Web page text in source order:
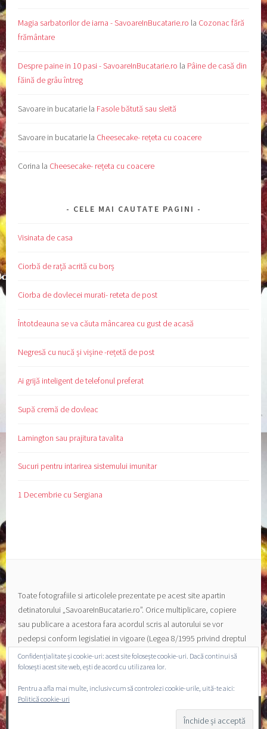
Magia sarbatorilor de iarna - SavoareInBucatarie.ro la Cozonac fără
frământare
Despre paine in 10 pasi - SavoareInBucatarie.ro la Pâine de casă din
făină de grâu întreg
Savoare in bucatarie la Fasole bătută sau sleită
Savoare in bucatarie la Cheesecake- rețeta cu coacere
Corina la Cheesecake- rețeta cu coacere
CELE MAI CAUTATE PAGINI
Visinata de casa
Ciorbă de rață acrită cu borș
Ciorba de dovlecei murati- reteta de post
Întotdeauna se va căuta mâncarea cu gust de acasă
Negresă cu nucă și vișine -rețetă de post
Ai grijă inteligent de telefonul preferat
Supă cremă de dovleac
Lamington sau prajitura tavalita
Sucuri pentru intarirea sistemului imunitar
1 Decembrie cu Sergiana
Toate fotografiile si articolele prezentate pe acest site apartin
detinatorului „SavoareInBucatarie.ro”. Orice multiplicare, copiere
sau publicare a acestora fara acordul scris al autorului se vor
pedepsi conform legislatiei in vigoare (Legea 8/1995 privind dreptul
de autor si a drepturilor conexe).
PROPULSAT CU MÂNDRIE DE WORDPRESS
TEMA: SELA
Confidențialitate și cookie-uri: acest site folosește cookie-uri. Dacă continui să
folosești acest site web, ești de acord cu utilizarea lor.
Pentru a afla mai multe, inclusiv cum să controlezi cookie-urile, uită-te aici:
Politică cookie-uri